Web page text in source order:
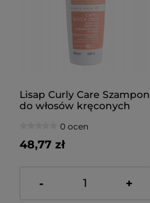
Lisap Curly Care Szampon
do włosów kręconych
0 ocen
48,77 zł
- +